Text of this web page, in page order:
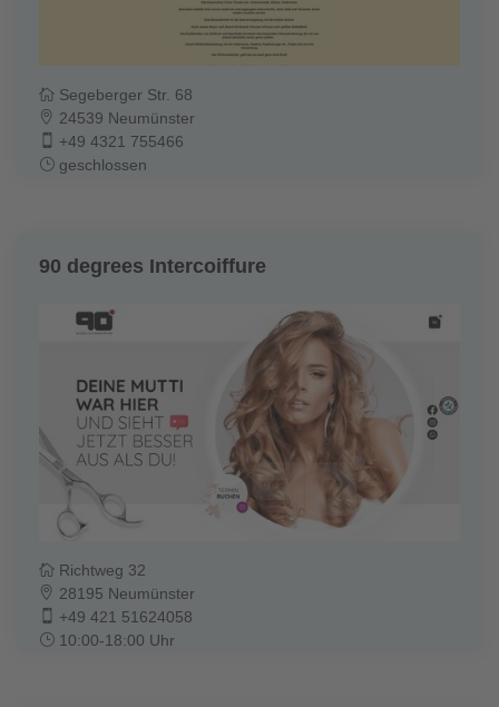
Segeberger Str. 68
24539 Neumünster
+49 4321 755466
geschlossen
90 degrees Intercoiffure
Richtweg 32
28195 Neumünster
+49 421 51624058
10:00-18:00 Uhr